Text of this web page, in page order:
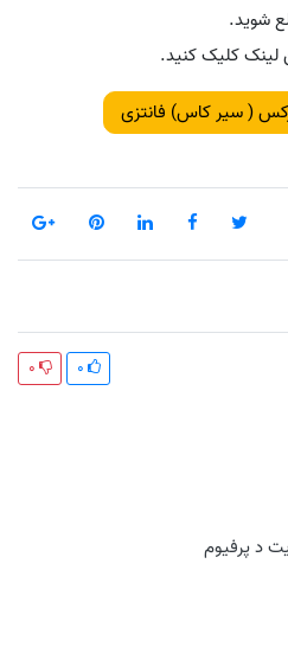
د پرفیوم
شوید.
لینک کلیک کنید.
( سیر کاس) فانتزی